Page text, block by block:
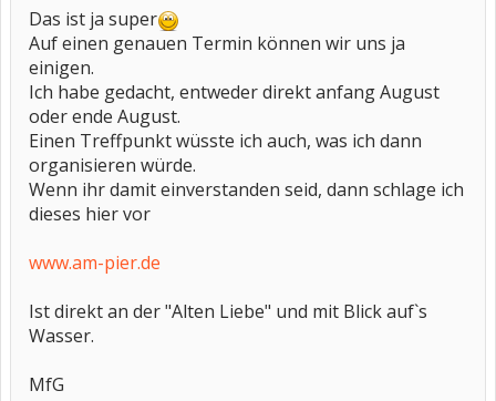
Das ist ja super
Auf einen genauen Termin können wir uns ja
einigen.
Ich habe gedacht, entweder direkt anfang August
oder ende August.
Einen Treffpunkt wüsste ich auch, was ich dann
organisieren würde.
Wenn ihr damit einverstanden seid, dann schlage ich
dieses hier vor
www.am-pier.de
Ist direkt an der "Alten Liebe" und mit Blick auf`s
Wasser.
MfG